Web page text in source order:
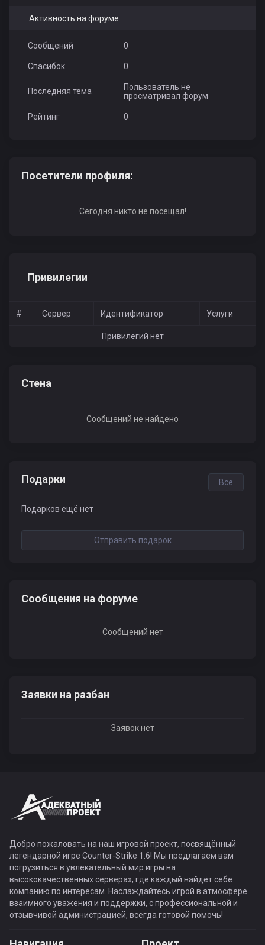
Активность на форуме
Сообщений 0
Спасибок 0
Последняя тема
Пользователь не
просматривал форум
Рейтинг 0
Посетители профиля:
Сегодня никто не посещал!
Привилегии
# Сервер Идентификатор Услуги
Привилегий нет
Стена
Сообщений не найдено
Подарки Все
Подарков ещё нет
Отправить подарок
Сообщения на форуме
Сообщений нет
Заявки на разбан
Заявок нет
Добро пожаловать на наш игровой проект, посвящённый
легендарной игре Counter-Strike 1.6! Мы предлагаем вам
погрузиться в увлекательный мир игры на
высококачественных серверах, где каждый найдёт себе
компанию по интересам. Наслаждайтесь игрой в атмосфере
взаимного уважения и поддержки, с профессиональной и
отзывчивой администрацией, всегда готовой помочь!